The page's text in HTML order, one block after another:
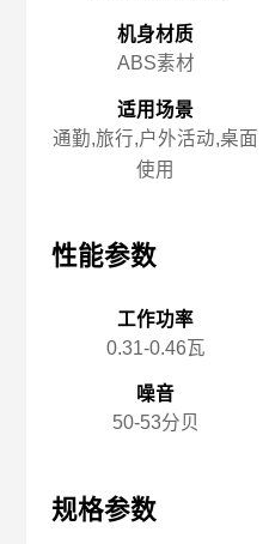
机身材质
ABS素材
适用场景
通勤,旅行,户外活动,桌面
使用
性能参数
工作功率
0.31-0.46瓦
噪音
50-53分贝
规格参数